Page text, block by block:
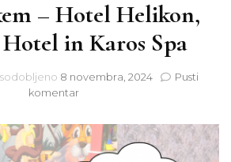
– Hotel Helikon,
in Karos Spa
8 novembra, 2024
Pusti
komentarna
družinskih
hotelov
na